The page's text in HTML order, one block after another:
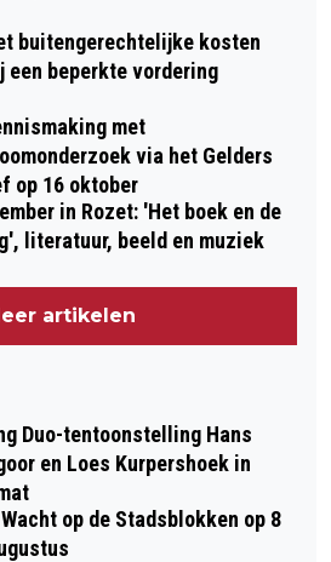
buitengerechtelijke kosten
een beperkte vordering
met
via het Gelders
op 16 oktober
in Rozet: 'Het boek en de
literatuur, beeld en muziek
artikelen
Duo-tentoonstelling Hans
en Loes Kurpershoek in
op de Stadsblokken op 8